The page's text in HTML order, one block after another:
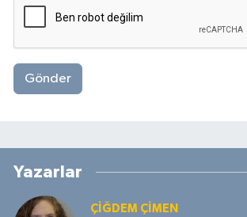
Gönder
Yazarlar
ÇIĞDEM ÇIMEN